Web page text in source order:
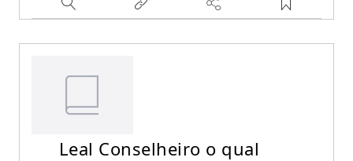
Leal Conselheiro o qual